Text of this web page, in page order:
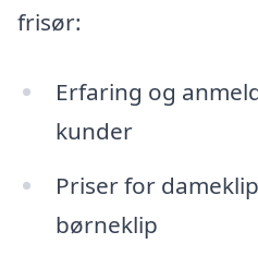
frisør:
Erfaring og
kunder
Priser for
børneklip